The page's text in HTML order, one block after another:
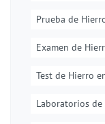
Prueba de
Examen de
Test de Hierro
Laboratorios